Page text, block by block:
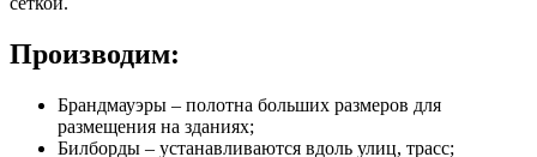
Производим:
Брандмауэры – полотна больших размеров для
размещения на зданиях;
Билборды – устанавливаются вдоль улиц, трасс;